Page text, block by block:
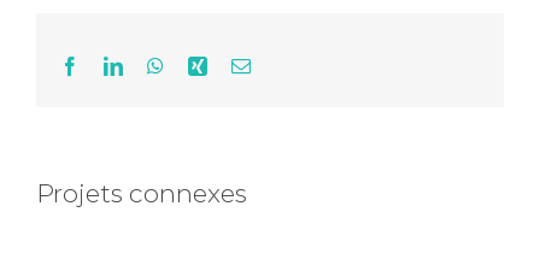
FacebookLinkedInWhatsApp
Xing Email
Projets connexes
Maia Wood